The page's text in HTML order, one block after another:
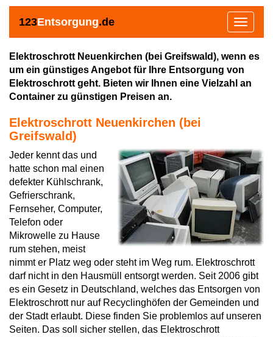
123Entsorgung.de
Toggle
Elektroschrott Neuenkirchen (bei Greifswald), wenn es
um ein günstiges Angebot für Ihre Entsorgung von
Elektroschrott geht. Bieten wir Ihnen eine Vielzahl an
Container zu günstigen Preisen an.
Elektroschrott Neuenkirchen (bei
Greifswald)
Jeder kennt das und
hatte schon mal einen
defekter Kühlschrank,
Gefrierschrank,
Fernseher, Computer,
Telefon oder
Mikrowelle zu Hause
rum stehen, meist
nimmt er Platz weg oder steht im Weg rum. Elektroschrott
darf nicht in den Hausmüll entsorgt werden. Seit 2006 gibt
es ein Gesetz in Deutschland, welches das Entsorgen von
Elektroschrott nur auf Recyclinghöfen der Gemeinden und
der Stadt erlaubt. Diese finden Sie problemlos auf unseren
Seiten. Das soll sicher stellen, das Elektroschrott